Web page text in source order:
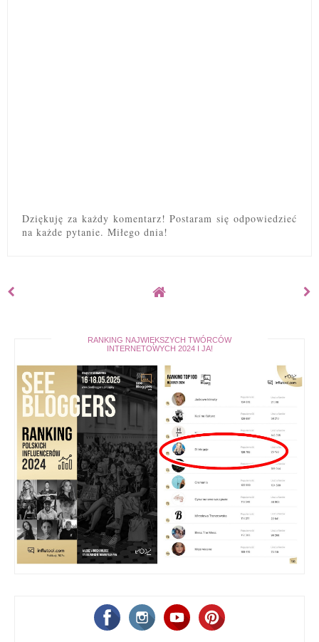
Dziękuję za każdy komentarz! Postaram się odpowiedzieć
na każde pytanie. Miłego dnia!
RANKING NAJWIĘKSZYCH TWÓRCÓW
INTERNETOWYCH 2024 I JA!